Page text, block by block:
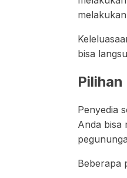
bisa
Penyedia
Anda bisa
Beberapa